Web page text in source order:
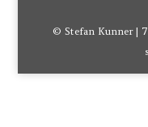
© Stefan Kunner |